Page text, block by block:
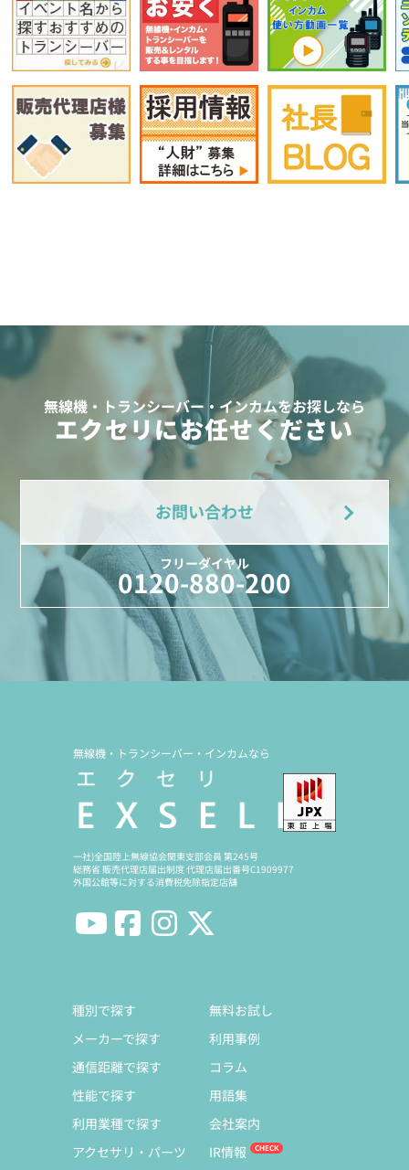
無線機・トランシーバー・インカムをお探しなら
エクセリにお任せください
お問い合わせ
フリーダイヤル
0120-880-200
無線機・トランシーバー・インカムなら
一社)全国陸上無線協会関東支部会員 第245号
総務省 販売代理店届出制度 代理店届出番号C1909977
外国公館等に対する消費税免除指定店舗
種別で探す
メーカーで探す
通信距離で探す
性能で探す
利用業種で探す
アクセサリ・パーツ
無料お試し
利用事例
コラム
用語集
会社案内
IR情報